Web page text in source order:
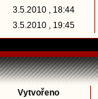
3.5.2010 , 18:44
3.5.2010 , 19:45
Vytvořeno